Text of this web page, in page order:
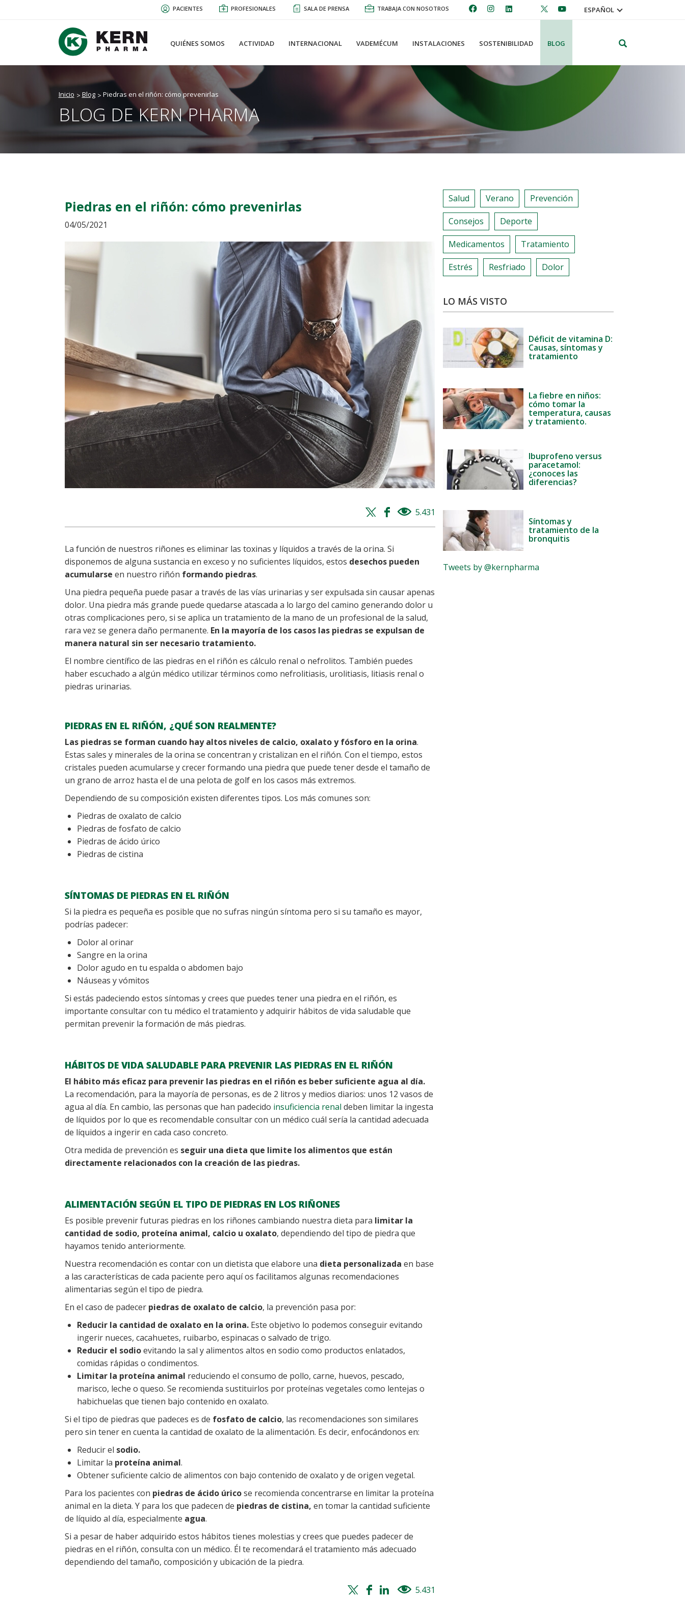
PACIENTES PROFESIONALES SALA DE PRENSA TRABAJA CON NOSOTROS ESPAÑOL
QUIÉNES SOMOS ACTIVIDAD INTERNACIONAL VADEMÉCUM INSTALACIONES SOSTENIBILIDAD BLOG
Inicio Blog Piedras en el riñón: cómo prevenirlas
BLOG DE KERN PHARMA
Piedras en el riñón: cómo prevenirlas
04/05/2021
Twitter
share
Facebook
share
5.431 views
La función de nuestros riñones es eliminar las toxinas y líquidos a través de la orina. Si
disponemos de alguna sustancia en exceso y no suficientes líquidos, estos desechos pueden
acumularse en nuestro riñón formando piedras.
Una piedra pequeña puede pasar a través de las vías urinarias y ser expulsada sin causar apenas
dolor. Una piedra más grande puede quedarse atascada a lo largo del camino generando dolor u
otras complicaciones pero, si se aplica un tratamiento de la mano de un profesional de la salud,
rara vez se genera daño permanente. En la mayoría de los casos las piedras se expulsan de
manera natural sin ser necesario tratamiento.
El nombre científico de las piedras en el riñón es cálculo renal o nefrolitos. También puedes
haber escuchado a algún médico utilizar términos como nefrolitiasis, urolitiasis, litiasis renal o
piedras urinarias.
PIEDRAS EN EL RIÑÓN, ¿QUÉ SON REALMENTE?
Las piedras se forman cuando hay altos niveles de calcio, oxalato y fósforo en la orina.
Estas sales y minerales de la orina se concentran y cristalizan en el riñón. Con el tiempo, estos
cristales pueden acumularse y crecer formando una piedra que puede tener desde el tamaño de
un grano de arroz hasta el de una pelota de golf en los casos más extremos.
Dependiendo de su composición existen diferentes tipos. Los más comunes son:
Piedras de oxalato de calcio
Piedras de fosfato de calcio
Piedras de ácido úrico
Piedras de cistina
SÍNTOMAS DE PIEDRAS EN EL RIÑÓN
Si la piedra es pequeña es posible que no sufras ningún síntoma pero si su tamaño es mayor,
podrías padecer:
Dolor al orinar
Sangre en la orina
Dolor agudo en tu espalda o abdomen bajo
Náuseas y vómitos
Si estás padeciendo estos síntomas y crees que puedes tener una piedra en el riñón, es
importante consultar con tu médico el tratamiento y adquirir hábitos de vida saludable que
permitan prevenir la formación de más piedras.
HÁBITOS DE VIDA SALUDABLE PARA PREVENIR LAS PIEDRAS EN EL RIÑÓN
El hábito más eficaz para prevenir las piedras en el riñón es beber suficiente agua al día.
La recomendación, para la mayoría de personas, es de 2 litros y medios diarios: unos 12 vasos de
agua al día. En cambio, las personas que han padecido insuficiencia renal deben limitar la ingesta
de líquidos por lo que es recomendable consultar con un médico cuál sería la cantidad adecuada
de líquidos a ingerir en cada caso concreto.
Otra medida de prevención es seguir una dieta que limite los alimentos que están
directamente relacionados con la creación de las piedras.
ALIMENTACIÓN SEGÚN EL TIPO DE PIEDRAS EN LOS RIÑONES
Es posible prevenir futuras piedras en los riñones cambiando nuestra dieta para limitar la
cantidad de sodio, proteína animal, calcio u oxalato, dependiendo del tipo de piedra que
hayamos tenido anteriormente.
Nuestra recomendación es contar con un dietista que elabore una dieta personalizada en base
a las características de cada paciente pero aquí os facilitamos algunas recomendaciones
alimentarias según el tipo de piedra.
En el caso de padecer piedras de oxalato de calcio, la prevención pasa por:
Reducir la cantidad de oxalato en la orina. Este objetivo lo podemos conseguir evitando
ingerir nueces, cacahuetes, ruibarbo, espinacas o salvado de trigo.
Reducir el sodioevitando la sal y alimentos altos en sodio como productos enlatados,
comidas rápidas o condimentos.
Limitar la proteína animal reduciendo el consumo de pollo, carne, huevos, pescado,
marisco, leche o queso. Se recomienda sustituirlos por proteínas vegetales como lentejas o
habichuelas que tienen bajo contenido en oxalato.
Si el tipo de piedras que padeces es de fosfato de calcio, las recomendaciones son similares
pero sin tener en cuenta la cantidad de oxalato de la alimentación. Es decir, enfocándonos en:
Reducir el sodio.
Limitar la proteína animal.
Obtener suficiente calcio de alimentos con bajo contenido de oxalato y de origen vegetal.
Para los pacientes con piedras de ácido úricose recomienda concentrarse en limitar la proteína
animal en la dieta. Y para los que padecen de piedras de cistina, en tomar la cantidad suficiente
de líquido al día, especialmente agua.
Si a pesar de haber adquirido estos hábitos tienes molestias y crees que puedes padecer de
piedras en el riñón, consulta con un médico. Él te recomendará el tratamiento más adecuado
dependiendo del tamaño, composición y ubicación de la piedra.
TwitterFacebook
WhatsappLinkedin5.431
Salud Verano Prevención
Consejos Deporte
Medicamentos Tratamiento
Estrés Resfriado Dolor
LO MÁS VISTO
Déficit de vitamina D:
Causas, síntomas y
tratamiento
La fiebre en niños:
cómo tomar la
temperatura, causas
y tratamiento.
Ibuprofeno versus
paracetamol:
¿conoces las
diferencias?
Síntomas y
tratamiento de la
bronquitis
Tweets by @kernpharma